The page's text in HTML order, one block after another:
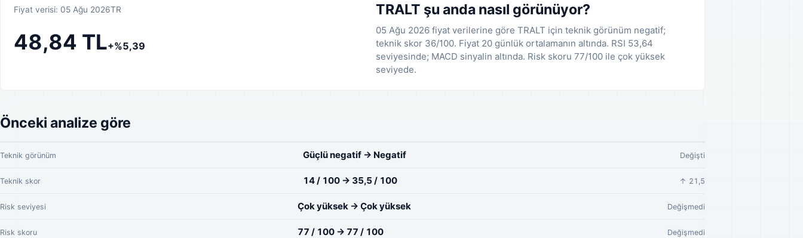
Fiyat verisi: 05 Ağu 2026TR
48,84 TL+%5,39
TRALT şu anda nasıl görünüyor?
05 Ağu 2026 fiyat verilerine göre TRALT için teknik görünüm negatif;
teknik skor 36/100. Fiyat 20 günlük ortalamanın altında. RSI 53,64
seviyesinde; MACD sinyalin altında. Risk skoru 77/100 ile çok yüksek
seviyede.
Önceki analize göre
Teknik görünüm Güçlü negatif → Negatif Değişti
Teknik skor 14 / 100 → 35,5 / 100 ↑ 21,5
Risk seviyesi Çok yüksek → Çok yüksek Değişmedi
Risk skoru 77 / 100 → 77 / 100 Değişmedi